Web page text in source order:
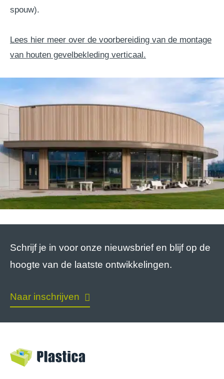
spouw).
Lees hier meer over de voorbereiding van de montage
van houten gevelbekleding verticaal.
Schrijf je in voor onze nieuwsbrief en blijf op de
hoogte van de laatste ontwikkelingen.
Naar inschrijven